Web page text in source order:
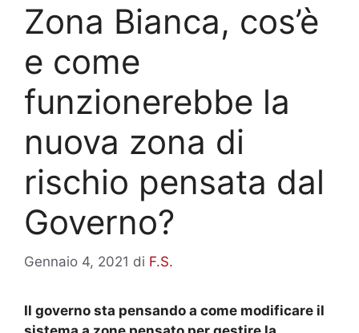
Zona Bianca, cos’è
e come
funzionerebbe la
nuova zona di
rischio pensata dal
Governo?
Gennaio 4, 2021 di F.S.
Il governo sta pensando a come modificare il